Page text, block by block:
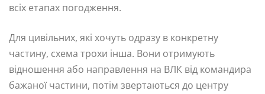
всіх етапах погодження.
Для цивільних, які хочуть одразу в конкретну
частину, схема трохи інша. Вони отримують
відношення або направлення на ВЛК від командира
бажаної частини, потім звертаються до центру